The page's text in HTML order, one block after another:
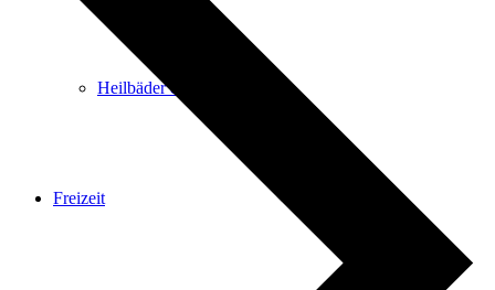
Heilbäder & Kurorte
Freizeit